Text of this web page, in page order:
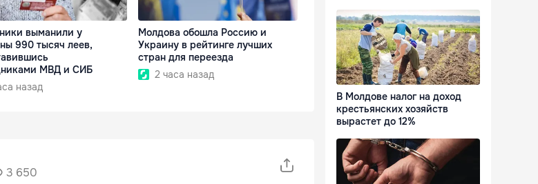
выманили у
990 тысяч леев,
МВД и СИБ
назад
Молдова обошла Россию и
Украину в рейтинге лучших
стран для переезда
2 часа назад
3 650
В Молдове налог на доход
крестьянских хозяйств
вырастет до 12%